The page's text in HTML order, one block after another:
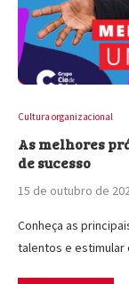
Cultura organizacional
As melhores
de sucesso
15 de outubro de
Conheça as
talentos e